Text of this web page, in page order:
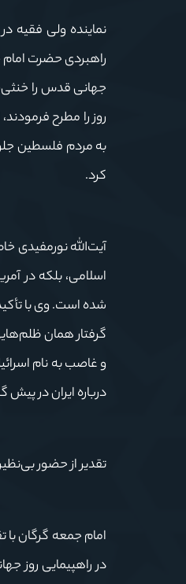
نماینده ولی فقیه
راهبردی حضرت امام
جهانی قدس را
روز را مطرح
به مردم فلسطین
کرد.
آیت‌الله نورمفیدی
اسلامی، بلکه در
شده است. وی با
گرفتار همان
و غاصب به نام
درباره ایران در پیش
تقدیر از حضور
امام جمعه گرگان با
در راهپیمایی روز